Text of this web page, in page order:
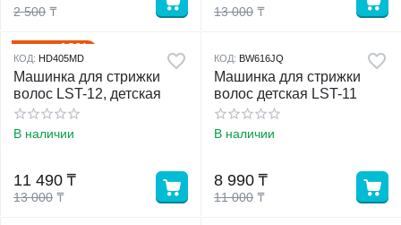
2 500 ₸ 13 000 ₸
12%
КОД: HD405MD
Машинка для стрижки
волос LST-12, детская
В наличии
13 000 ₸
11 490 ₸
КОД: BW616JQ
Машинка для стрижки
волос детская LST-11
В наличии
11 000 ₸
8 990 ₸